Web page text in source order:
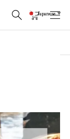
Japanese ▼